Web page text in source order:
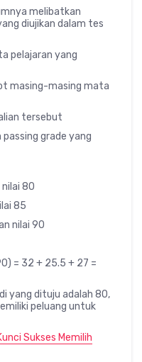
melibatkan
diujikan dalam tes
pelajaran yang
masing-masing mata
tersebut
grade yang
80
85
nilai 90
= 32 + 25.5 + 27 =
yang dituju adalah 80,
peluang untuk
Sukses Memilih